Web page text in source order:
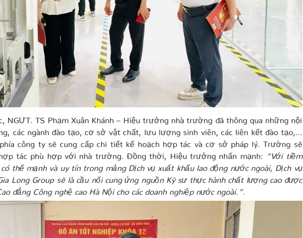
NGƯT. TS Phạm Xuân Khánh – Hiệu trưởng nhà trường đã thông qua những nội
các ngành đào tạo, cơ sở vật chất, lưu lượng sinh viên, các liên kết đào tạo,…
công ty sẽ cung cấp chi tiết kế hoạch hợp tác và cơ sở pháp lý. Trường sẽ
tác phù hợp với nhà trường. Đồng thời, Hiệu trưởng nhấn mạnh:
“Với tiềm
thế mạnh và uy tín trong mảng Dịch vụ xuất khẩu lao động nước ngoài, Dịch vụ
Long Group sẽ là cầu nối cung ứng nguồn Kỹ sư thực hành chất lượng cao được
đẳng Công nghệ cao Hà Nội cho các doanh nghiệp nước ngoài.”.